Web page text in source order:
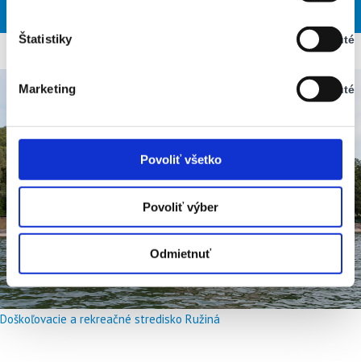
Štatistiky
Vypnuté
Stav:
Marketing
Vypnuté
Stav:
Povoliť všetko
Povoliť výber
Odmietnuť
Doškoľovacie a rekreačné stredisko Ružiná